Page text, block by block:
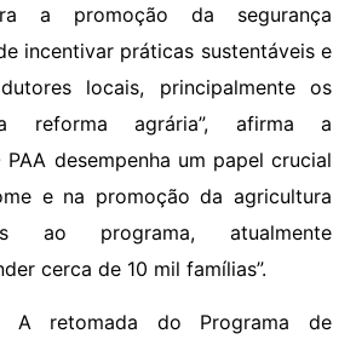
a promoção da segurança
incentivar práticas sustentáveis e
locais, principalmente os
reforma agrária”, afirma a
PAA desempenha um papel crucial
e na promoção da agricultura
ao programa, atualmente
cerca de 10 mil famílias”.
retomada do Programa de